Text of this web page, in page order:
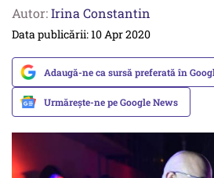
Autor:Irina Constantin
Data publicării: 10 Apr 2020
Adaugă-ne ca sursă preferată în
Urmărește-ne pe Google News